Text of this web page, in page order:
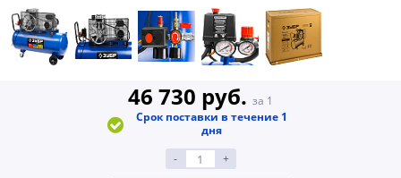
46 730 руб. за 1
Срок поставки в течение 1
дня
-
+